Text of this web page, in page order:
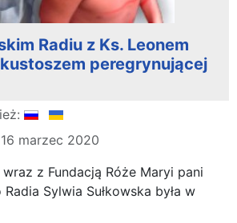
Radiu z Ks. Leonem
peregrynującej
marzec 2020
z Fundacją Róże Maryi pani
Sylwia Sułkowska była w